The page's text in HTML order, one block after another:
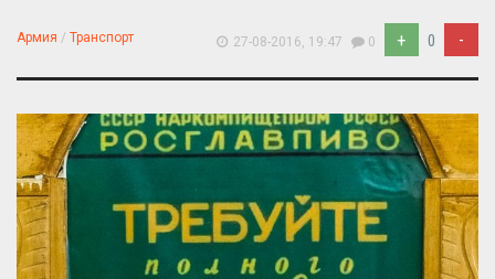
Армия / Транспорт 27-08-2016, 19:47 0 + 0 -